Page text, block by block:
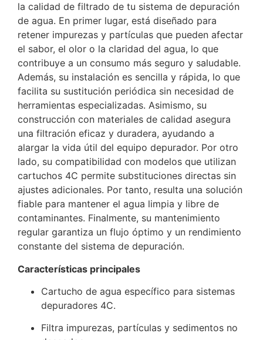
la calidad de filtrado de tu sistema de depuración
de agua. En primer lugar, está diseñado para
retener impurezas y partículas que pueden afectar
el sabor, el olor o la claridad del agua, lo que
contribuye a un consumo más seguro y saludable.
Además, su instalación es sencilla y rápida, lo que
facilita su sustitución periódica sin necesidad de
herramientas especializadas. Asimismo, su
construcción con materiales de calidad asegura
una filtración eficaz y duradera, ayudando a
alargar la vida útil del equipo depurador. Por otro
lado, su compatibilidad con modelos que utilizan
cartuchos 4C permite substituciones directas sin
ajustes adicionales. Por tanto, resulta una solución
fiable para mantener el agua limpia y libre de
contaminantes. Finalmente, su mantenimiento
regular garantiza un flujo óptimo y un rendimiento
constante del sistema de depuración.
Características principales
Cartucho de agua específico para sistemas
depuradores 4C.
Filtra impurezas, partículas y sedimentos no